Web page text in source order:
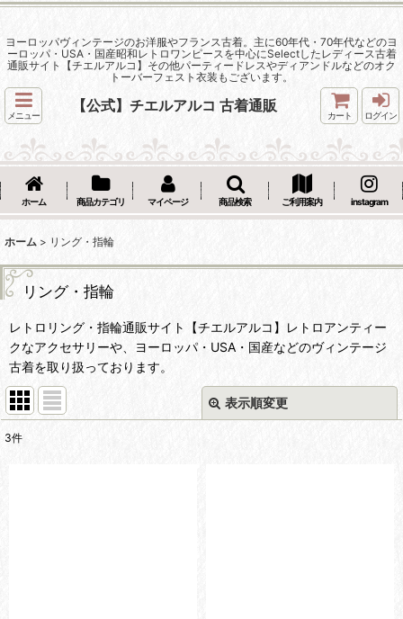
ヨーロッパヴィンテージのお洋服やフランス古着。主に60年代・70年代などのヨ
ーロッパ・USA・国産昭和レトロワンピースを中心にSelectしたレディース古着
通販サイト【チエルアルコ】その他パーティードレスやディアンドルなどのオク
トーバーフェスト衣装もございます。
メニュー
【公式】チエルアルコ 古着通販
カート ログイン
ホーム 商品カテゴリ マイページ 商品検索 ご利用案内 instagram
ホーム > リング・指輪
リング・指輪
レトロリング・指輪通販サイト【チエルアルコ】レトロアンティー
クなアクセサリーや、ヨーロッパ・USA・国産などのヴィンテージ
古着を取り扱っております。
表示順変更
3件